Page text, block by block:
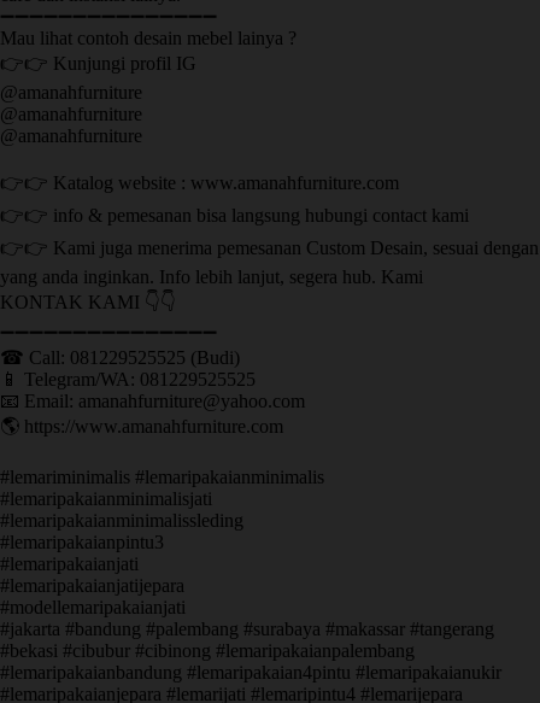
➖➖➖➖➖➖➖➖➖➖➖➖➖➖➖
Mau lihat contoh desain mebel lainya ?
👉👉 Kunjungi profil IG
@amanahfurniture
@amanahfurniture
@amanahfurniture
👉👉 Katalog website : www.amanahfurniture.com
👉👉 info & pemesanan bisa langsung hubungi contact kami
👉👉 Kami juga menerima pemesanan Custom Desain, sesuai dengan
yang anda inginkan. Info lebih lanjut, segera hub. Kami
KONTAK KAMI 👇👇
➖➖➖➖➖➖➖➖➖➖➖➖➖➖➖ ㅤ
☎ Call: 081229525525 (Budi)
📱 Telegram/WA: 081229525525
📧 Email: amanahfurniture@yahoo.com
🌎 https://www.amanahfurniture.com
#lemariminimalis #lemaripakaianminimalis
#lemaripakaianminimalisjati
#lemaripakaianminimalissleding
#lemaripakaianpintu3
#lemaripakaianjati
#lemaripakaianjatijepara
#modellemaripakaianjati
#jakarta #bandung #palembang #surabaya #makassar #tangerang
#bekasi #cibubur #cibinong #lemaripakaianpalembang
#lemaripakaianbandung #lemaripakaian4pintu #lemaripakaianukir
#lemaripakaianjepara #lemarijati #lemaripintu4 #lemarijepara